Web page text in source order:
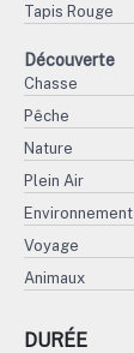
Tapis Rouge
Découverte
Chasse
Pêche
Nature
Plein Air
Environnement
Voyage
Animaux
DURÉE